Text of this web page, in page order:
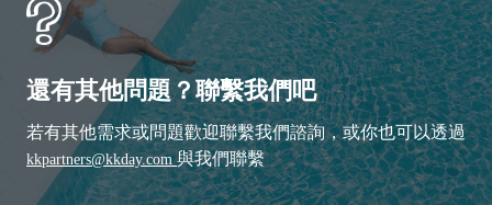
還有其他問題？聯繫我們吧
若有其他需求或問題歡迎聯繫我們諮詢，或你也可以透過
kkpartners@kkday.com與我們聯繫